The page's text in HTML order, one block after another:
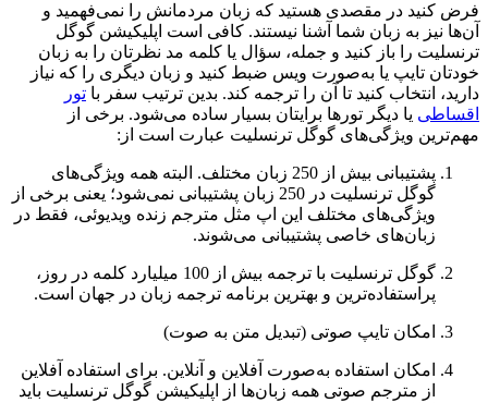
فرض کنید در مقصدی هستید که زبان مردمانش را نمی‌فهمید و
آن‌ها نیز به زبان شما آشنا نیستند. کافی است اپلیکیشن گوگل
ترنسلیت را باز کنید و جمله، سؤال یا کلمه مد نظرتان را به زبان
خودتان تایپ یا به‌صورت ویس ضبط کنید و زبان دیگری را که نیاز
دارید، انتخاب کنید تا آن را ترجمه کند. بدین ترتیب سفر با تور
اقساطی یا دیگر تورها برایتان بسیار ساده می‌شود. برخی از
مهم‌ترین ویژگی‌های گوگل ترنسلیت عبارت است از:
پشتیبانی بیش از 250 زبان مختلف. البته همه ویژگی‌های
گوگل ترنسلیت در 250 زبان پشتیبانی نمی‌شود؛ یعنی برخی از
ویژگی‌های مختلف این اپ مثل مترجم زنده ویدیوئی، فقط در
زبان‌های خاصی پشتیبانی می‌شوند.
گوگل ترنسلیت با ترجمه بیش از 100 میلیارد کلمه در روز،
پراستفاده‌ترین و بهترین برنامه ترجمه زبان در جهان است.
امکان تایپ صوتی (تبدیل متن به صوت)
امکان استفاده به‌صورت آفلاین و آنلاین. برای استفاده آفلاین
از مترجم صوتی همه زبان‌ها از اپلیکیشن گوگل ترنسلیت باید